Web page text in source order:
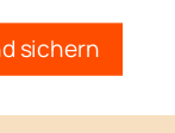
sichern